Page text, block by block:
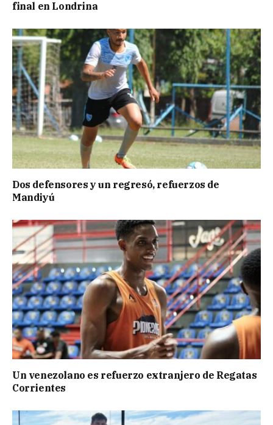
final en Londrina
Dos defensores y un regresó, refuerzos de
Mandiyú
Un venezolano es refuerzo extranjero de Regatas
Corrientes